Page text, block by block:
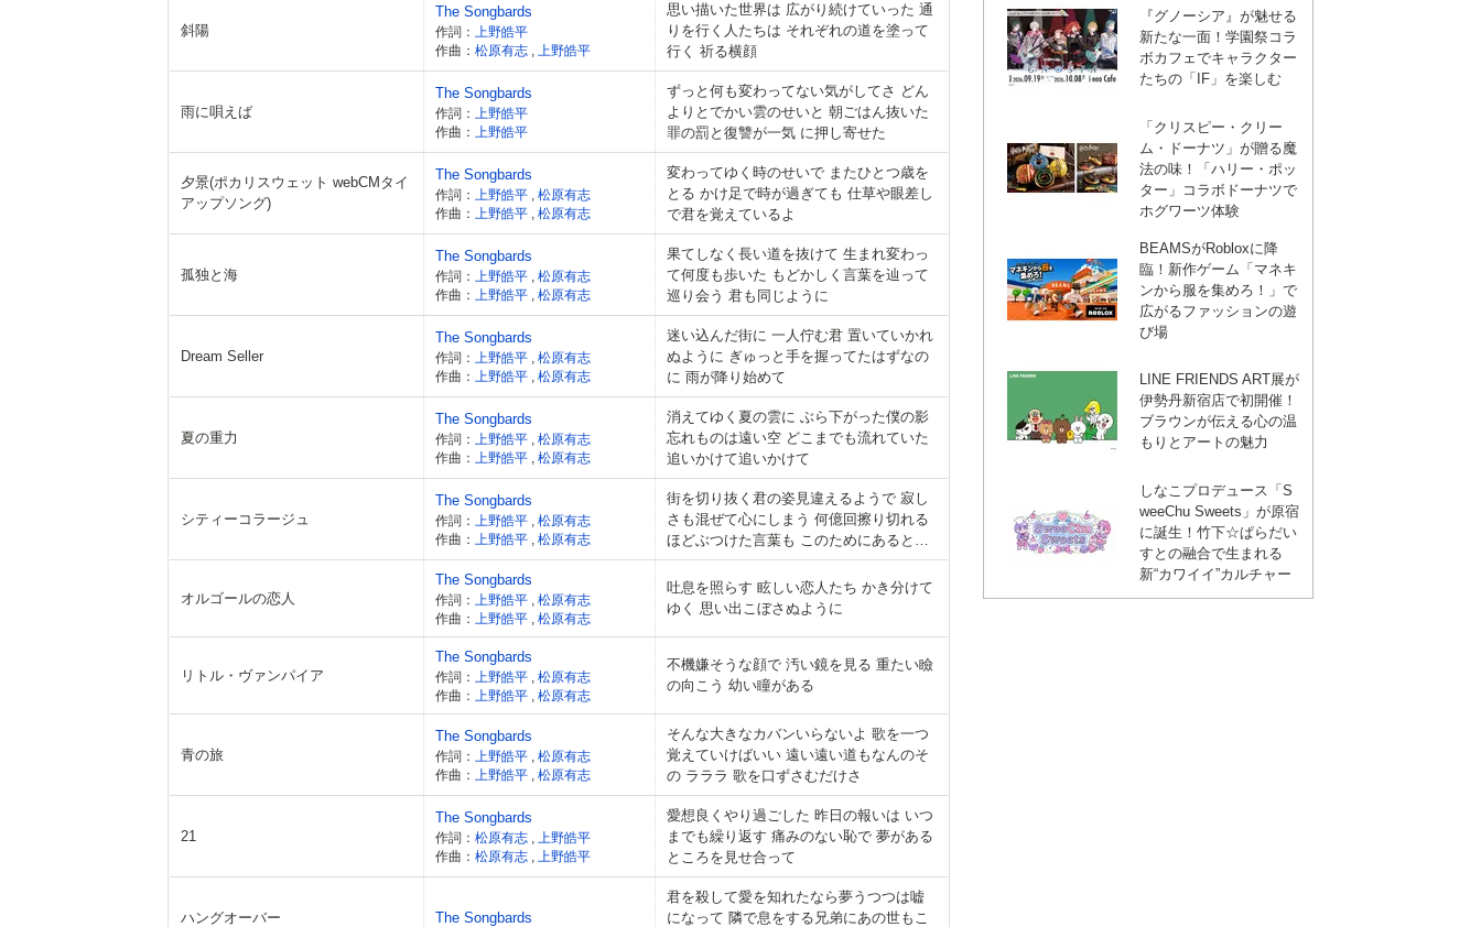
斜陽
The Songbards
作詞：
上野皓平
作曲： 松原有志 上野皓平
思い描いた世界は 広がり続けていった 通
りを行く人たちは それぞれの道を塗って
行く 祈る横顔
雨に唄えば
The Songbards
作詞：
上野皓平
作曲：
上野皓平
ずっと何も変わってない気がしてさ どん
よりとでかい雲のせいと 朝ごはん抜いた
罪の罰と復讐が一気 に押し寄せた
夕景(ポカリスウェット webCMタイ
アップソング)
The Songbards
作詞： 上野皓平
松原有志
作曲：
上野皓平 松原有志
変わってゆく時のせいで またひとつ歳を
とる かけ足で時が過ぎても 仕草や眼差し
で君を覚えているよ
孤独と海
The Songbards
作詞： 上野皓平
松原有志
作曲：
上野皓平 松原有志
果てしなく長い道を抜けて 生まれ変わっ
て何度も歩いた もどかしく言葉を辿って
巡り会う 君も同じように
Dream Seller
The Songbards
作詞： 上野皓平
松原有志
作曲：
上野皓平 松原有志
迷い込んだ街に 一人佇む君 置いていかれ
ぬように ぎゅっと手を握ってたはずなの
に 雨が降り始めて
夏の重力
The Songbards
作詞： 上野皓平
松原有志
作曲：
上野皓平 松原有志
消えてゆく夏の雲に ぶら下がった僕の影
忘れものは遠い空 どこまでも流れていた
追いかけて追いかけて
シティーコラージュ
The Songbards
作詞： 上野皓平
松原有志
作曲：
上野皓平 松原有志
街を切り抜く君の姿見違えるようで 寂し
さも混ぜて心にしまう 何億回擦り切れる
ほどぶつけた言葉も このためにあると逃
した日なぞる
オルゴールの恋人
The Songbards
作詞： 上野皓平
松原有志
作曲：
上野皓平 松原有志
吐息を照らす 眩しい恋人たち かき分けて
ゆく 思い出こぼさぬように
リトル・ヴァンパイア
The Songbards
作詞： 上野皓平
松原有志
作曲：
上野皓平 松原有志
不機嫌そうな顔で 汚い鏡を見る 重たい瞼
の向こう 幼い瞳がある
青の旅
The Songbards
作詞： 上野皓平
松原有志
作曲：
上野皓平 松原有志
そんな大きなカバンいらないよ 歌を一つ
覚えていけばいい 遠い遠い道もなんのそ
の ラララ 歌を口ずさむだけさ
21
The Songbards
作詞： 松原有志
上野皓平
作曲： 松原有志 上野皓平
愛想良くやり過ごした 昨日の報いは いつ
までも繰り返す 痛みのない恥で 夢がある
ところを見せ合って
ハングオーバー The Songbards
君を殺して愛を知れたなら夢うつつは嘘
になって 隣で息をする兄弟にあの世もこ
『グノーシア』が魅せる
新たな一面！学園祭コラ
ボカフェでキャラクター
たちの「IF」を楽しむ
「クリスピー・クリー
ム・ドーナツ」が贈る魔
法の味！「ハリー・ポッ
ター」コラボドーナツで
ホグワーツ体験
BEAMSがRobloxに降
臨！新作ゲーム「マネキ
ンから服を集めろ！」で
広がるファッションの遊
び場
LINE FRIENDS ART展が
伊勢丹新宿店で初開催！
ブラウンが伝える心の温
もりとアートの魅力
しなこプロデュース「S
weeChu Sweets」が原宿
に誕生！竹下☆ぱらだい
すとの融合で生まれる
新“カワイイ”カルチャー